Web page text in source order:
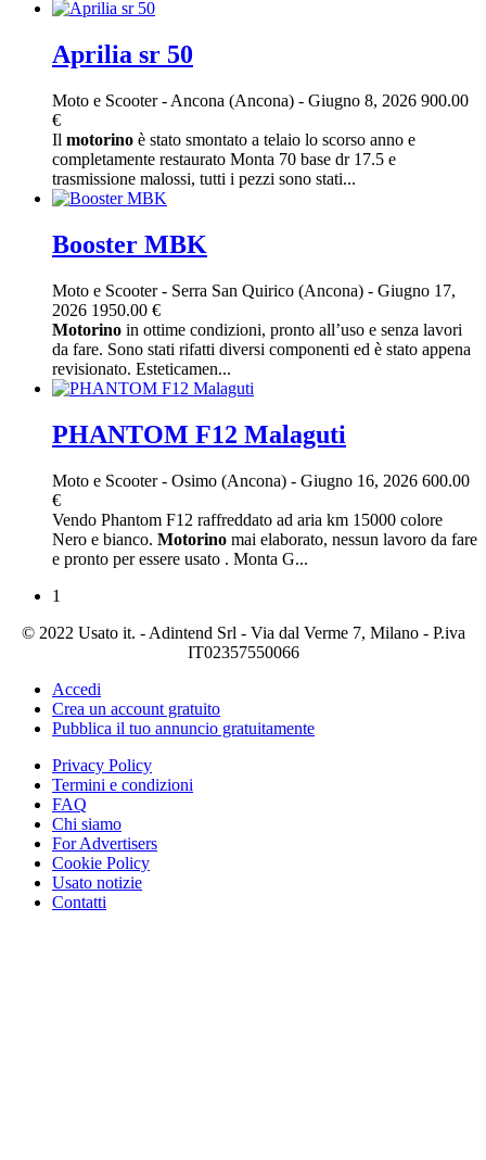
Aprilia sr 50
Moto e Scooter- Ancona (Ancona) - Giugno 8, 2026 900.00
€
Il motorino è stato smontato a telaio lo scorso anno e
completamente restaurato Monta 70 base dr 17.5 e
trasmissione malossi, tutti i pezzi sono stati...
Booster MBK
Moto e Scooter- Serra San Quirico (Ancona) - Giugno 17,
2026 1950.00 €
Motorino in ottime condizioni, pronto all’uso e senza lavori
da fare. Sono stati rifatti diversi componenti ed è stato appena
revisionato. Esteticamen...
PHANTOM F12 Malaguti
Moto e Scooter- Osimo (Ancona) - Giugno 16, 2026 600.00
€
Vendo Phantom F12 raffreddato ad aria km 15000 colore
Nero e bianco. Motorino mai elaborato, nessun lavoro da fare
e pronto per essere usato . Monta G...
1
© 2022 Usato it. - Adintend Srl - Via dal Verme 7, Milano - P.iva
IT02357550066
Accedi
Crea un account gratuito
Pubblica il tuo annuncio gratuitamente
Privacy Policy
Termini e condizioni
FAQ
Chi siamo
For Advertisers
Cookie Policy
Usato notizie
Contatti